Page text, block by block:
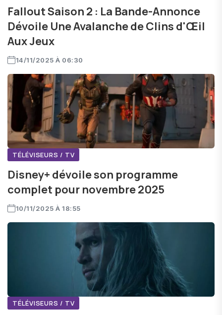
Fallout Saison 2 : La Bande-Annonce
Dévoile Une Avalanche de Clins d'Œil
Aux Jeux
14/11/2025 À 06:30
TÉLÉVISEURS / TV
Disney+ dévoile son programme
complet pour novembre 2025
10/11/2025 À 18:55
TÉLÉVISEURS / TV